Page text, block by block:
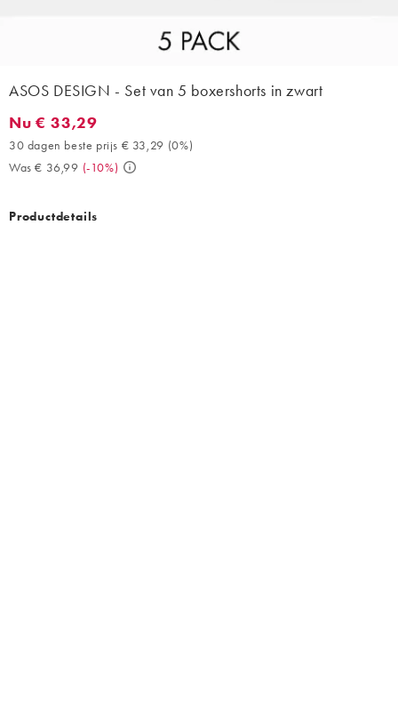
ASOS DESIGN - Set van 5 boxershorts in zwart
Nu € 33,29. 30 dagen beste prijs € 33,29 (0%). Was € 36,99. (-
Nu € 33,29
30 dagen beste prijs € 33,29 (0%)
Was € 36,99 (-10%)
Productdetails